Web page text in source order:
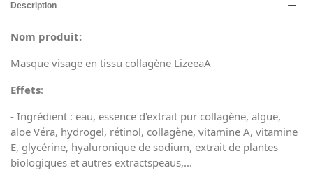
Description
Nom produit:
Masque visage en tissu collagène LizeeaA
Effets:
- Ingrédient : eau, essence d'extrait pur collagène, algue,
aloe Véra, hydrogel, rétinol, collagène, vitamine A, vitamine
E, glycérine, hyaluronique de sodium, extrait de plantes
biologiques et autres extractspeaus,...